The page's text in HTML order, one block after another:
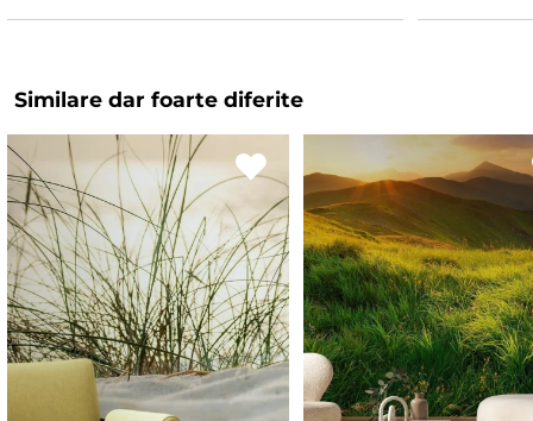
Similare dar foarte diferite